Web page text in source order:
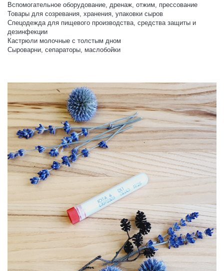
Вспомогательное оборудование, дренаж, отжим, прессование
Товары для созревания, хранения, упаковки сыров
Спецодежда для пищевого производства, средства защиты и
дезинфекции
Кастрюли молочные с толстым дном
Сыроварни, сепараторы, маслобойки